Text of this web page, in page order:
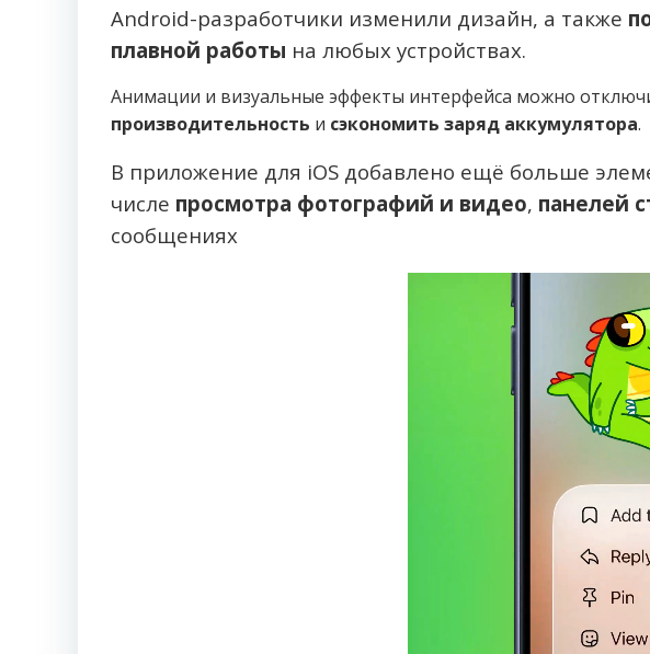
Android-разработчики изменили дизайн, а также
плавной работы на любых устройствах.
Анимации и визуальные эффекты интерфейса можно
производительность и сэкономить заряд аккумулятора.
В приложение для iOS добавлено ещё больше
числе просмотра фотографий и видео, панелей
сообщениях